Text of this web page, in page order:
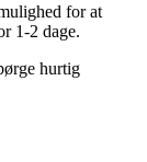
for at
1-2 dage.
hurtig